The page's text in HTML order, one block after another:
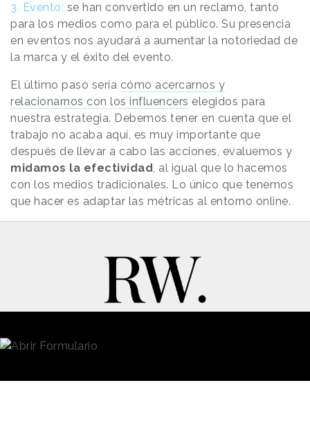
3. Evento: se han convertido en un reclamo, tanto
para los medios como para el público. Su presencia
en eventos nos ayudará a aumentar la notoriedad de
la marca y el éxito del evento.
El último paso sería cómo acercarnos y
relacionarnos con los influencers elegidos para
nuestra estrategia. Debemos tener en cuenta que el
trabajo no acaba aquí, es muy importante que
después de llevar a cabo las acciones, evaluemos y
midamos la efectividad, al igual que lo hacemos
con los medios tradicionales. Lo único que tenemos
que hacer es adaptar las métricas al entorno online.
Contacto